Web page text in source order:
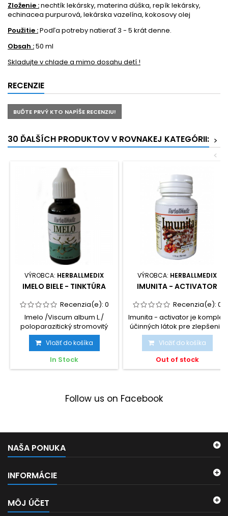
Zloženie :nechtík lekársky, materina dúška, repík lekársky,
echinacea purpurová, lekárska vazelína, kokosovy olej
Použitie :Podľa potreby natierať 3 - 5 krát denne.
Obsah :50 ml
Skladujte v chlade a mimo dosahu detí !
RECENZIE
BUĎTE PRVÝ KTO NAPÍŠE RECENZIU!
30 ĎALŠÍCH PRODUKTOV V ROVNAKEJ KATEGÓRII: >
<
VÝROBCA: HERBALLMEDIX
IMELO BIELE - TINKTÚRA
Recenzia(e): 0
Imelo /Viscum album L./
poloparazitický stromovitý
ker sa vyskytuje podľa...
Vložiť do košíka
In Stock
VÝROBCA: HERBALLMEDIX
IMUNITA - ACTIVATOR
Recenzia(e): 0
Imunita - activator je komplex
účinných látok pre zlepšenie
imunity a...
Vložiť do košíka
Out of stock
Follow us on Facebook
NAŠA PONUKA
INFORMÁCIE
MÔJ ÚČET